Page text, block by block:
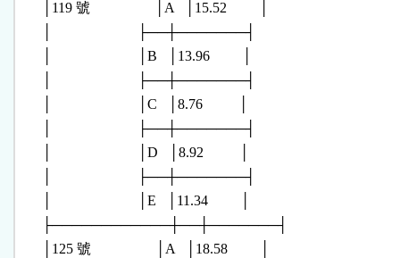
      │119 號                  │A   │15.52         │
      │                        ├──┼───────┤
      │                        │B   │13.96         │
      │                        ├──┼───────┤
      │                        │C   │8.76          │
      │                        ├──┼───────┤
      │                        │D   │8.92          │
      │                        ├──┼───────┤
      │                        │E   │11.34         │
      ├────────────┼──┼───────┤
      │125 號                  │A   │18.58         │